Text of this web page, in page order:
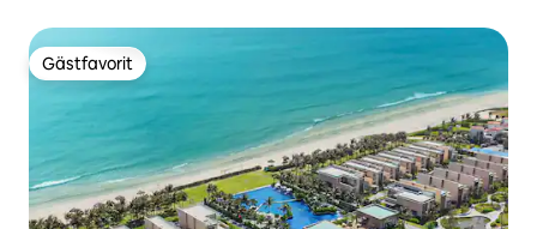
Gästfavorit
Gästfavorit